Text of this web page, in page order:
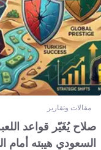
مقالات وتقارير
صلاح يُغَيّر قواعد
السعودي هيبته أمام